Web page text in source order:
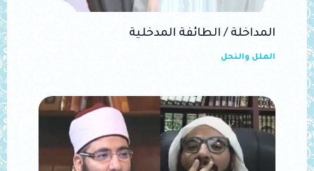
المداخلة / الطائفة المدخلية
الملل والنحل